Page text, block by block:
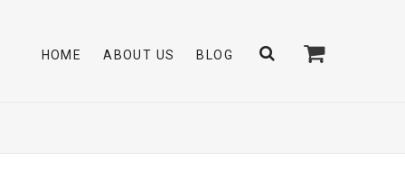
HOME ABOUT US BLOG